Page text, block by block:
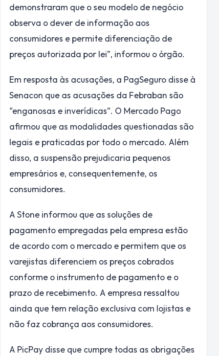
demonstraram que o seu modelo de negócio
observa o dever de informação aos
consumidores e permite diferenciação de
preços autorizada por lei”, informou o órgão.
Em resposta às acusações, a PagSeguro disse à
Senacon que as acusações da Febraban são
“enganosas e inverídicas”. O Mercado Pago
afirmou que as modalidades questionadas são
legais e praticadas por todo o mercado. Além
disso, a suspensão prejudicaria pequenos
empresários e, consequentemente, os
consumidores.
A Stone informou que as soluções de
pagamento empregadas pela empresa estão
de acordo com o mercado e permitem que os
varejistas diferenciem os preços cobrados
conforme o instrumento de pagamento e o
prazo de recebimento. A empresa ressaltou
ainda que tem relação exclusiva com lojistas e
não faz cobrança aos consumidores.
A PicPay disse que cumpre todas as obrigações